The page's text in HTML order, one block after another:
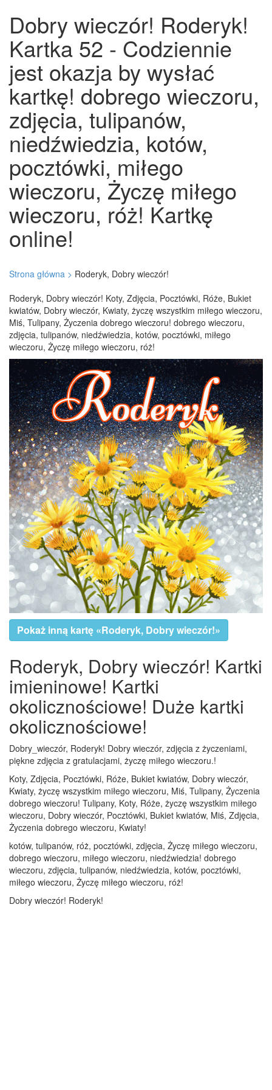
Dobry wieczór! Roderyk!
Kartka 52 - Codziennie
jest okazja by wysłać
kartkę! dobrego wieczoru,
zdjęcia, tulipanów,
niedźwiedzia, kotów,
pocztówki, miłego
wieczoru, Życzę miłego
wieczoru, róż! Kartkę
online!
Strona główna > Roderyk, Dobry wieczór!
Roderyk, Dobry wieczór! Koty, Zdjęcia, Pocztówki, Róże, Bukiet
kwiatów, Dobry wieczór, Kwiaty, życzę wszystkim miłego wieczoru,
Miś, Tulipany, Życzenia dobrego wieczoru! dobrego wieczoru,
zdjęcia, tulipanów, niedźwiedzia, kotów, pocztówki, miłego
wieczoru, Życzę miłego wieczoru, róż!
Pokaż inną kartę «Roderyk, Dobry wieczór!»
Roderyk, Dobry wieczór! Kartki
imieninowe! Kartki
okolicznościowe! Duże kartki
okolicznościowe!
Dobry_wieczór, Roderyk! Dobry wieczór, zdjęcia z życzeniami,
piękne zdjęcia z gratulacjami, życzę miłego wieczoru.!
Koty, Zdjęcia, Pocztówki, Róże, Bukiet kwiatów, Dobry wieczór,
Kwiaty, życzę wszystkim miłego wieczoru, Miś, Tulipany, Życzenia
dobrego wieczoru! Tulipany, Koty, Róże, życzę wszystkim miłego
wieczoru, Dobry wieczór, Pocztówki, Bukiet kwiatów, Miś, Zdjęcia,
Życzenia dobrego wieczoru, Kwiaty!
kotów, tulipanów, róż, pocztówki, zdjęcia, Życzę miłego wieczoru,
dobrego wieczoru, miłego wieczoru, niedźwiedzia! dobrego
wieczoru, zdjęcia, tulipanów, niedźwiedzia, kotów, pocztówki,
miłego wieczoru, Życzę miłego wieczoru, róż!
Dobry wieczór! Roderyk!